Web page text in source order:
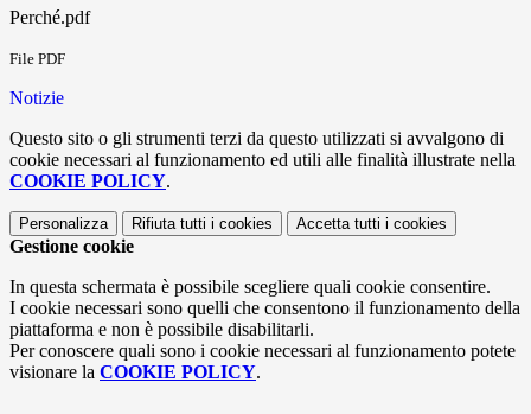
Perché.pdf
File PDF
Notizie
Questo sito o gli strumenti terzi da questo utilizzati si avvalgono di
cookie necessari al funzionamento ed utili alle finalità illustrate nella
COOKIE POLICY.
Personalizza Rifiuta tutti i cookies Accetta tutti i cookies
Gestione cookie
In questa schermata è possibile scegliere quali cookie consentire.
I cookie necessari sono quelli che consentono il funzionamento della
piattaforma e non è possibile disabilitarli.
Per conoscere quali sono i cookie necessari al funzionamento potete
visionare la COOKIE POLICY.